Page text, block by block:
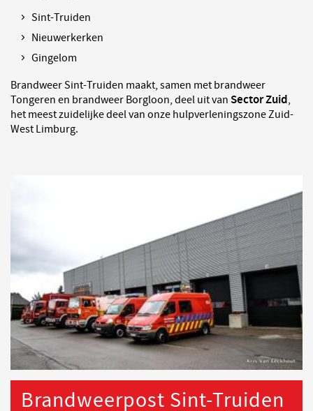
Sint-Truiden
Nieuwerkerken
Gingelom
Brandweer Sint-Truiden maakt, samen met brandweer
Tongeren en brandweer Borgloon, deel uit van Sector Zuid,
het meest zuidelijke deel van onze hulpverleningszone Zuid-
West Limburg.
Brandweerpost Sint-Truiden